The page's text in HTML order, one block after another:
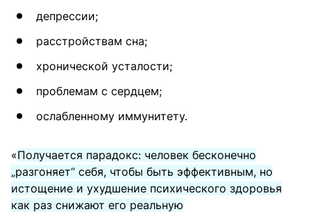
депрессии;
расстройствам сна;
хронической усталости;
проблемам с сердцем;
ослабленному иммунитету.
«Получается парадокс: человек бесконечно
„разгоняет“ себя, чтобы быть эффективным, но
истощение и ухудшение психического здоровья
как раз снижают его реальную